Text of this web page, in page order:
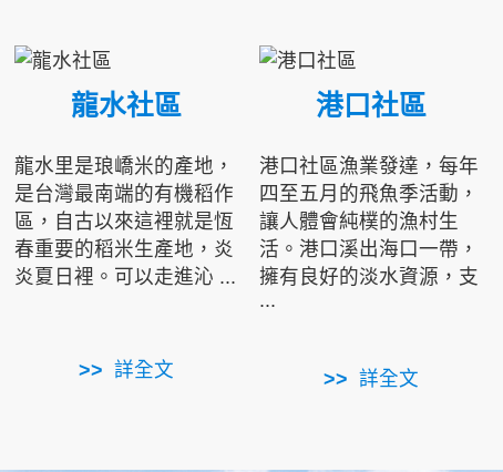
龍水社區
龍水里是琅嶠米的產地，
是台灣最南端的有機稻作
區，自古以來這裡就是恆
春重要的稻米生產地，炎
炎夏日裡。可以走進沁 ...
詳全文
港口社區
港口社區漁業發達，每年
四至五月的飛魚季活動，
讓人體會純樸的漁村生
活。港口溪出海口一帶，
擁有良好的淡水資源，支
...
詳全文